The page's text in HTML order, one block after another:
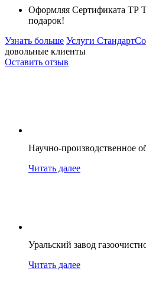
Оформляя Сертификата ТР
подарок!
Узнать больше Услуги
довольные клиенты
Оставить отзыв
Научно-производственное
Читать далее
Уральский завод
Читать далее